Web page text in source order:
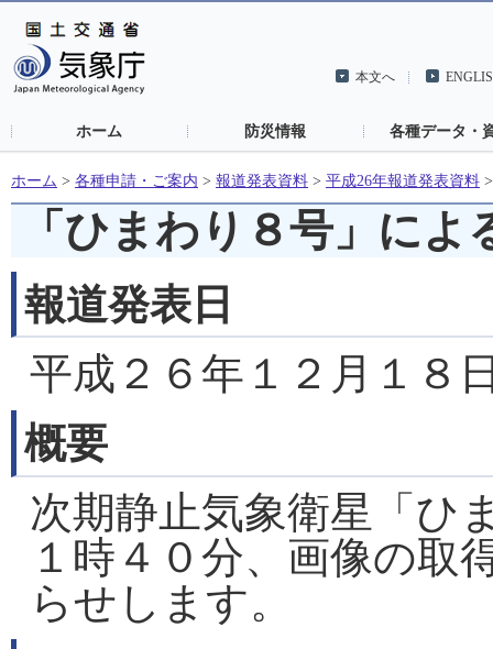
本文へ
ホーム 防災情報 各種データ・
ホーム > 各種申請・ご案内 > 報道発表資料 > 平成26年報道発表資料
「ひまわり８号」に
報道発表日
平成２６年１２月１８
概要
次期静止気象衛星「ひ
１時４０分、画像の取
らせします。